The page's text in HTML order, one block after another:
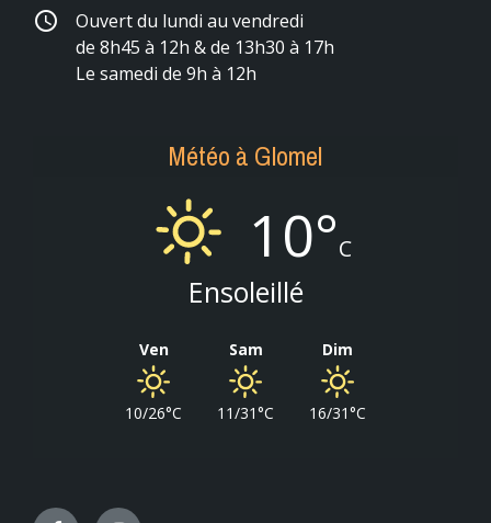
schedule
Ouvert du lundi au vendredi
de 8h45 à 12h & de 13h30 à 17h
Le samedi de 9h à 12h
Météo à Glomel
10°C
Ensoleillé
Ven
10/26°C
Sam
11/31°C
Dim
16/31°C